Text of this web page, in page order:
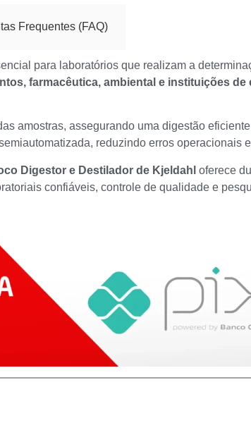
Frequentes (FAQ)
para laboratórios que realizam a
farmacêutica, ambiental e instituições de
amostras, assegurando uma digestão
reduzindo erros operacionais
Digestor e Destilador de Kjeldahl oferece
confiáveis, controle de qualidade e